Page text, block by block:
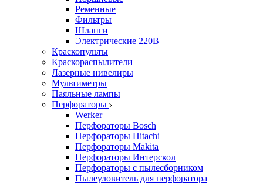
Ременные
Фильтры
Шланги
Электрические 220В
Краскопульты
Краскораспылители
Лазерные нивелиры
Мультиметры
Паяльные лампы
Перфораторы
Werker
Перфораторы Bosch
Перфораторы Hitachi
Перфораторы Makita
Перфораторы Интерскол
Перфораторы с пылесборником
Пылеуловитель для перфоратора